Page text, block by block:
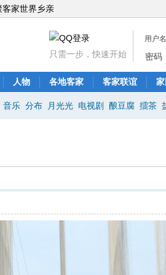
家世界乡亲
用户名
密码
只需一步，快速开始
人物 各地客家 客家联谊
音乐 分布 月光光 电视剧 酿豆腐 擂茶